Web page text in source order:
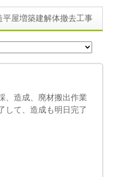
屋増築建解体撤去工事
、造成、廃材搬出作業
して、造成も明日完了